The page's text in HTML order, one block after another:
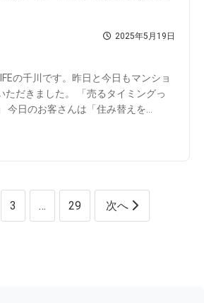
2025年5月19日
の千川です。昨日と今日もマンショ
ただきました。 「売るタイミングっ
今日のお客さんは「住み替えを...
3 … 29 次へ